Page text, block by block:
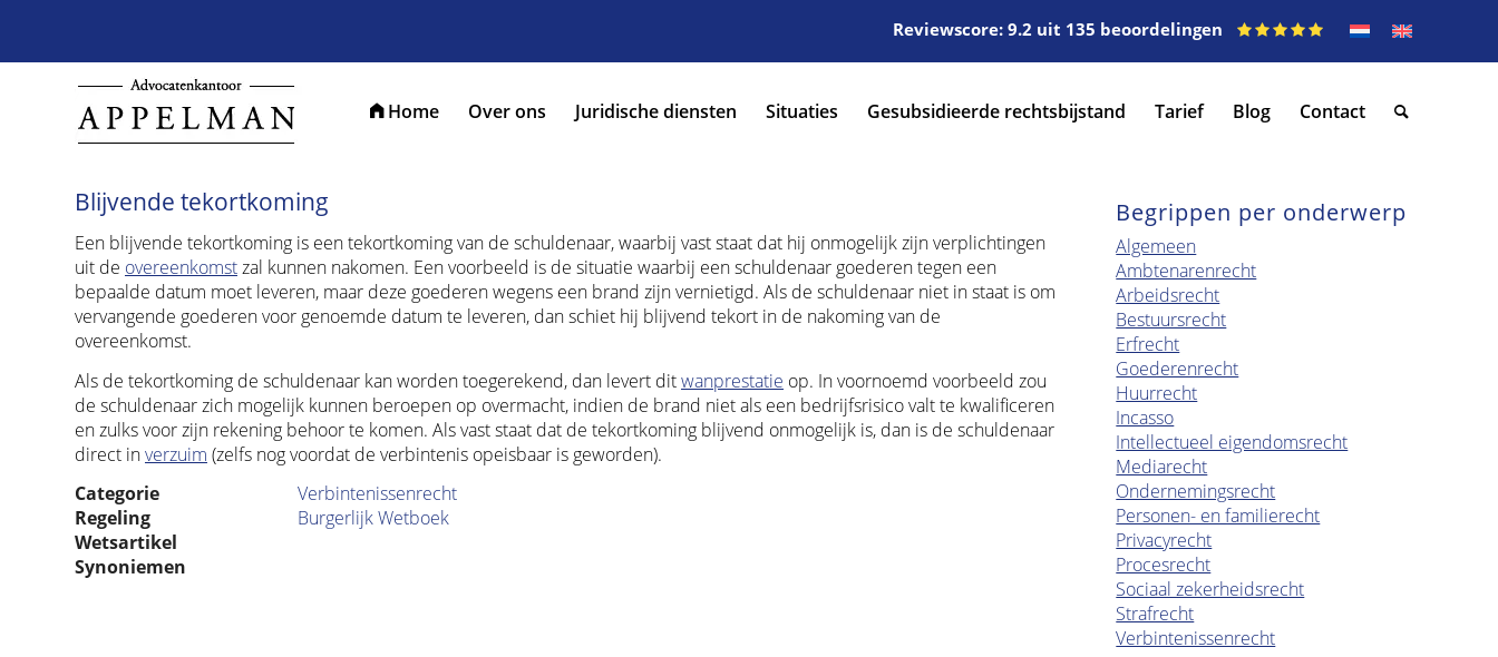
Reviewscore: 9.2 uit 135 beoordelingen
Home Over ons Juridische diensten Situaties Gesubsidieerde rechtsbijstand Tarief Blog Contact
Blijvende tekortkoming
Een blijvende tekortkoming is een tekortkoming van de schuldenaar, waarbij vast staat dat hij onmogelijk zijn verplichtingen
uit de overeenkomstzal kunnen nakomen. Een voorbeeld is de situatie waarbij een schuldenaar goederen tegen een
bepaalde datum moet leveren, maar deze goederen wegens een brand zijn vernietigd. Als de schuldenaar niet in staat is om
vervangende goederen voor genoemde datum te leveren, dan schiet hij blijvend tekort in de nakoming van de
overeenkomst.
Als de tekortkoming de schuldenaar kan worden toegerekend, dan levert ditwanprestatie op. In voornoemd voorbeeld zou
de schuldenaar zich mogelijk kunnen beroepen op overmacht, indien de brand niet als een bedrijfsrisico valt te kwalificeren
en zulks voor zijn rekening behoor te komen. Als vast staat dat de tekortkoming blijvend onmogelijk is, dan is de schuldenaar
direct inverzuim (zelfs nog voordat de verbintenis opeisbaar is geworden).
Categorie
Verbintenissenrecht
Regeling
Burgerlijk Wetboek
Wetsartikel
Synoniemen
Begrippen per onderwerp
Algemeen
Ambtenarenrecht
Arbeidsrecht
Bestuursrecht
Erfrecht
Goederenrecht
Huurrecht
Incasso
Intellectueel eigendomsrecht
Mediarecht
Ondernemingsrecht
Personen- en familierecht
Privacyrecht
Procesrecht
Sociaal zekerheidsrecht
Strafrecht
Verbintenissenrecht